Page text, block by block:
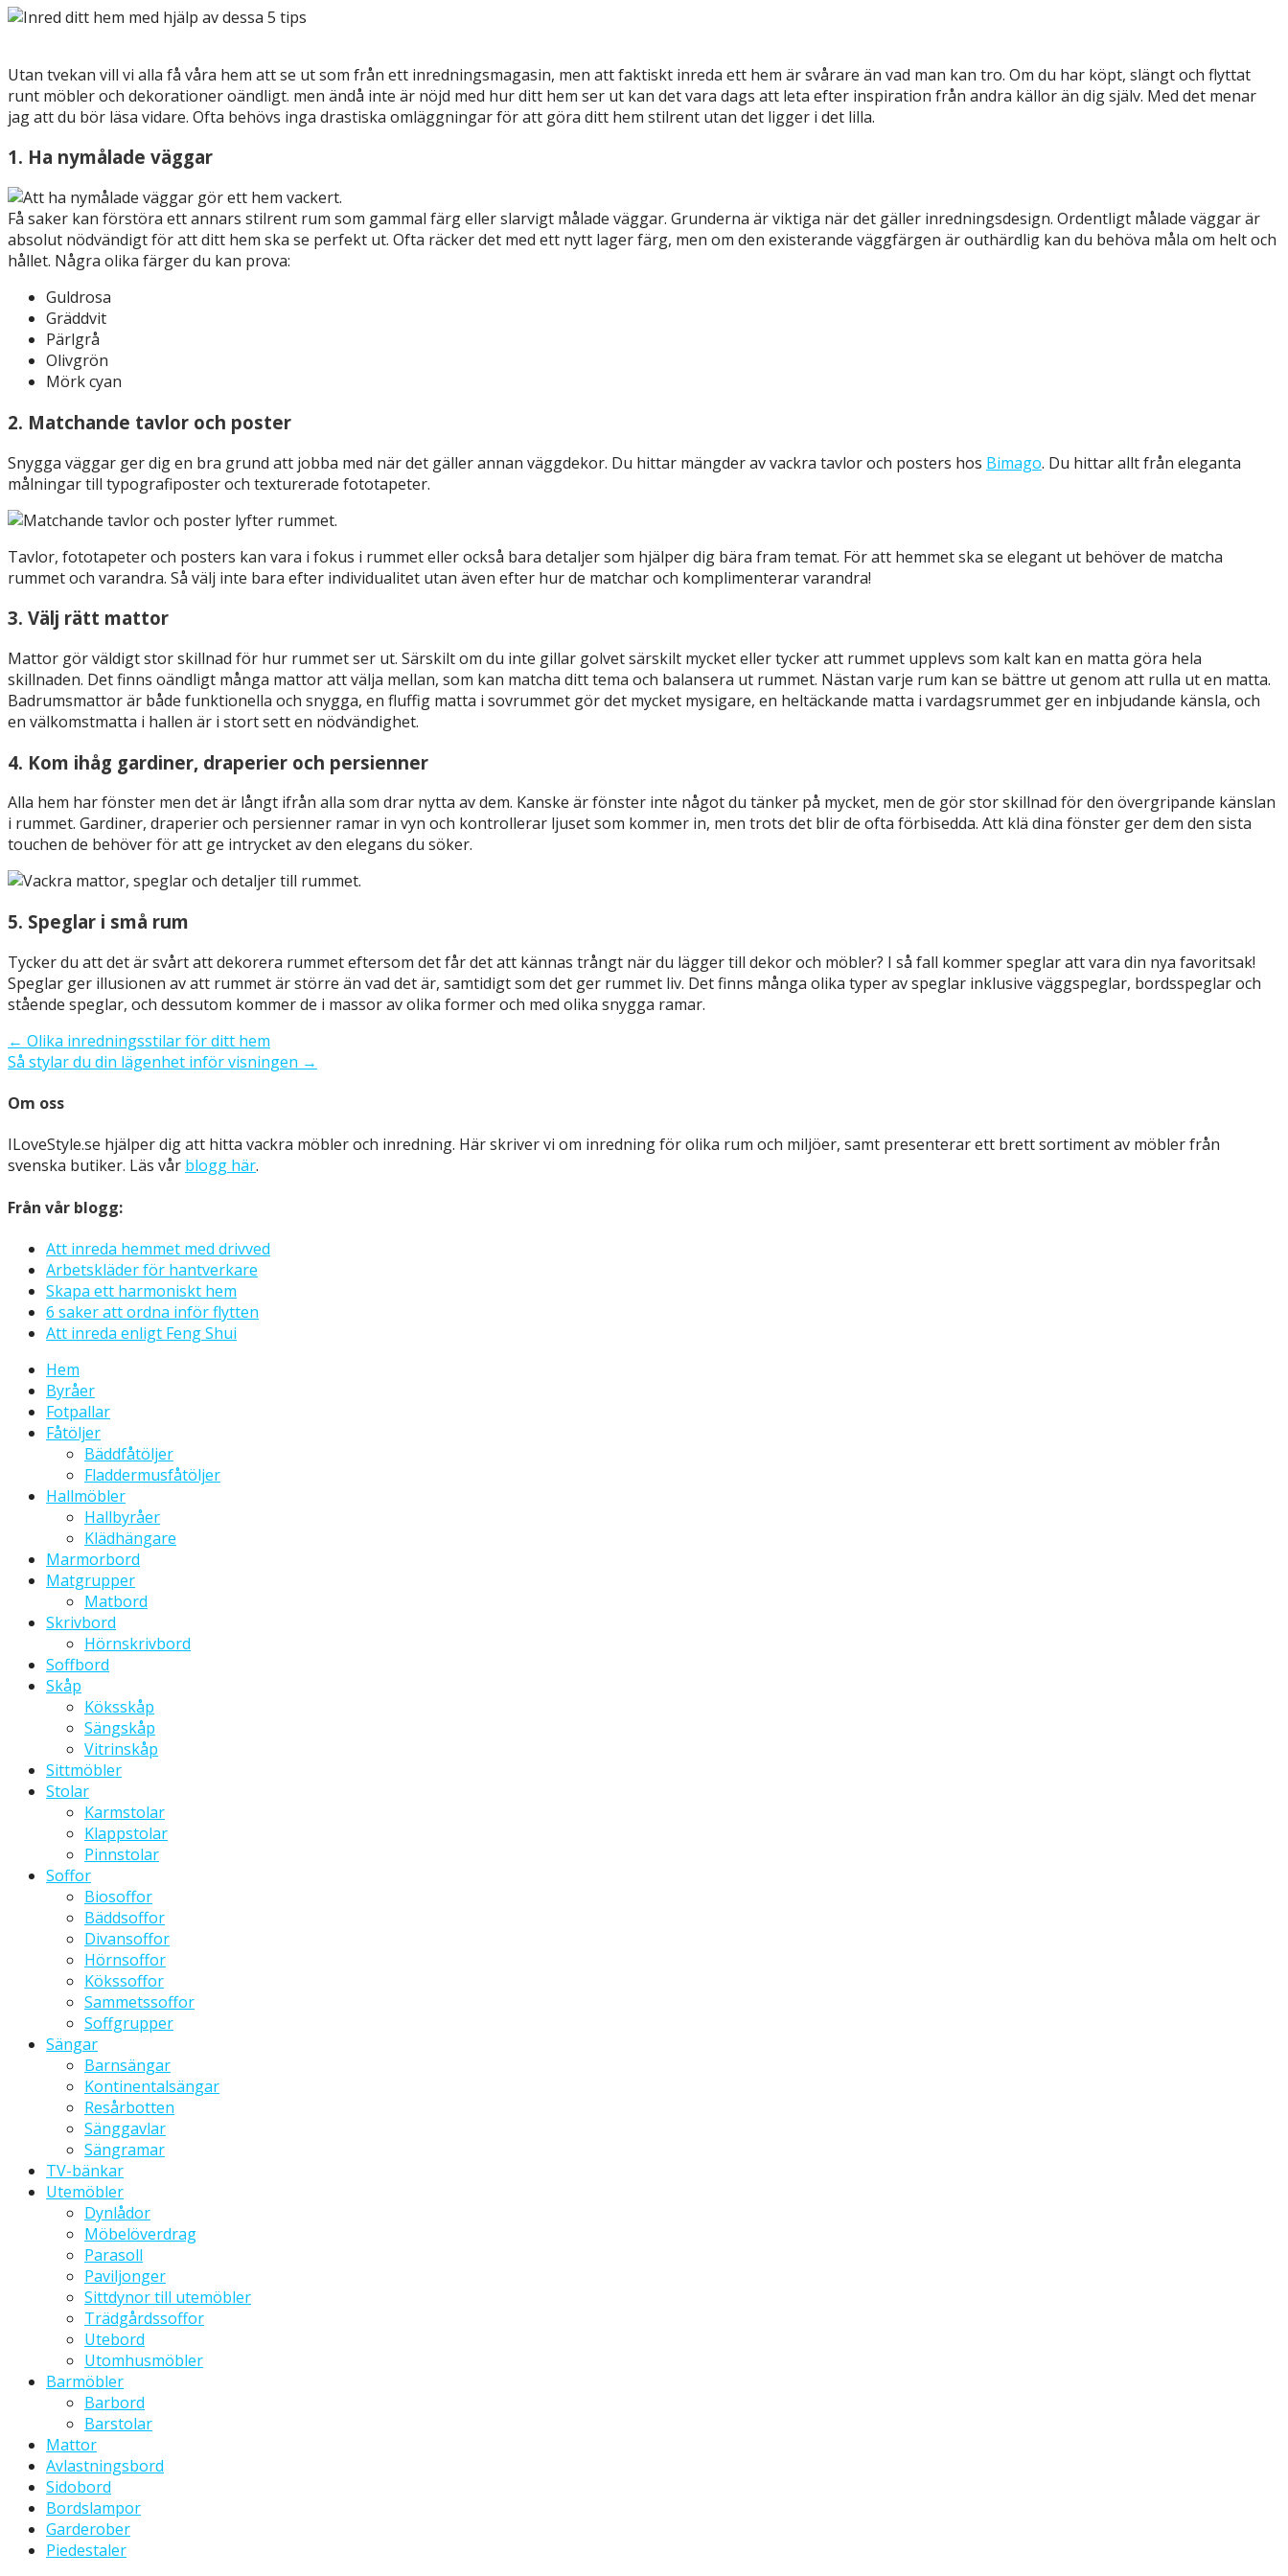
Utan tvekan vill vi alla få våra hem att se ut som från ett inredningsmagasin, men att faktiskt inreda ett hem är svårare än vad man kan tro. Om du har köpt, slängt och flyttat
runt möbler och dekorationer oändligt. men ändå inte är nöjd med hur ditt hem ser ut kan det vara dags att leta efter inspiration från andra källor än dig själv. Med det menar
jag att du bör läsa vidare. Ofta behövs inga drastiska omläggningar för att göra ditt hem stilrent utan det ligger i det lilla.
1. Ha nymålade väggar
Få saker kan förstöra ett annars stilrent rum som gammal färg eller slarvigt målade väggar. Grunderna är viktiga när det gäller inredningsdesign. Ordentligt målade väggar är
absolut nödvändigt för att ditt hem ska se perfekt ut. Ofta räcker det med ett nytt lager färg, men om den existerande väggfärgen är outhärdlig kan du behöva måla om helt och
hållet. Några olika färger du kan prova:
Guldrosa
Gräddvit
Pärlgrå
Olivgrön
Mörk cyan
2. Matchande tavlor och poster
Snygga väggar ger dig en bra grund att jobba med när det gäller annan väggdekor. Du hittar mängder av vackra tavlor och posters hos Bimago. Du hittar allt från eleganta
målningar till typografiposter och texturerade fototapeter.
Tavlor, fototapeter och posters kan vara i fokus i rummet eller också bara detaljer som hjälper dig bära fram temat. För att hemmet ska se elegant ut behöver de matcha
rummet och varandra. Så välj inte bara efter individualitet utan även efter hur de matchar och komplimenterar varandra!
3. Välj rätt mattor
Mattor gör väldigt stor skillnad för hur rummet ser ut. Särskilt om du inte gillar golvet särskilt mycket eller tycker att rummet upplevs som kalt kan en matta göra hela
skillnaden. Det finns oändligt många mattor att välja mellan, som kan matcha ditt tema och balansera ut rummet. Nästan varje rum kan se bättre ut genom att rulla ut en matta.
Badrumsmattor är både funktionella och snygga, en fluffig matta i sovrummet gör det mycket mysigare, en heltäckande matta i vardagsrummet ger en inbjudande känsla, och
en välkomstmatta i hallen är i stort sett en nödvändighet.
4. Kom ihåg gardiner, draperier och persienner
Alla hem har fönster men det är långt ifrån alla som drar nytta av dem. Kanske är fönster inte något du tänker på mycket, men de gör stor skillnad för den övergripande känslan
i rummet. Gardiner, draperier och persienner ramar in vyn och kontrollerar ljuset som kommer in, men trots det blir de ofta förbisedda. Att klä dina fönster ger dem den sista
touchen de behöver för att ge intrycket av den elegans du söker.
5. Speglar i små rum
Tycker du att det är svårt att dekorera rummet eftersom det får det att kännas trångt när du lägger till dekor och möbler? I så fall kommer speglar att vara din nya favoritsak!
Speglar ger illusionen av att rummet är större än vad det är, samtidigt som det ger rummet liv. Det finns många olika typer av speglar inklusive väggspeglar, bordsspeglar och
stående speglar, och dessutom kommer de i massor av olika former och med olika snygga ramar.
Inläggsnavigering
← Olika inredningsstilar för ditt hem
Så stylar du din lägenhet inför visningen →
Om oss
ILoveStyle.se hjälper dig att hitta vackra möbler och inredning. Här skriver vi om inredning för olika rum och miljöer, samt presenterar ett brett sortiment av möbler från
svenska butiker. Läs vår blogg här.
Från vår blogg:
Att inreda hemmet med drivved
Arbetskläder för hantverkare
Skapa ett harmoniskt hem
6 saker att ordna inför flytten
Att inreda enligt Feng Shui
Hem
Byråer
Fotpallar
Fåtöljer
Bäddfåtöljer
Fladdermusfåtöljer
Hallmöbler
Hallbyråer
Klädhängare
Marmorbord
Matgrupper
Matbord
Skrivbord
Hörnskrivbord
Soffbord
Skåp
Köksskåp
Sängskåp
Vitrinskåp
Sittmöbler
Stolar
Karmstolar
Klappstolar
Pinnstolar
Soffor
Biosoffor
Bäddsoffor
Divansoffor
Hörnsoffor
Kökssoffor
Sammetssoffor
Soffgrupper
Sängar
Barnsängar
Kontinentalsängar
Resårbotten
Sänggavlar
Sängramar
TV-bänkar
Utemöbler
Dynlådor
Möbelöverdrag
Parasoll
Paviljonger
Sittdynor till utemöbler
Trädgårdssoffor
Utebord
Utomhusmöbler
Barmöbler
Barbord
Barstolar
Mattor
Avlastningsbord
Sidobord
Bordslampor
Garderober
Piedestaler